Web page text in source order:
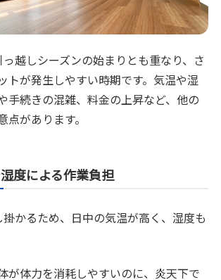
越しシーズンの始まりとも重なり、さ
トが発生しやすい時期です。気温や湿
手続きの混雑、料金の上昇など、他の
があります。
度による作業負担
かるため、日中の気温が高く、湿度も
が体力を消耗しやすいのに、炎天下で